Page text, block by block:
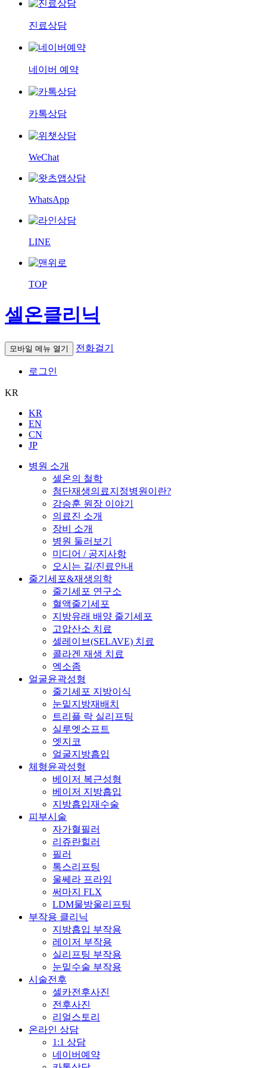
진료상담
네이버 예약
카톡상담
WeChat
WhatsApp
LINE
TOP
셀온클리닉
모바일 메뉴 열기 전화걸기
로그인
KR
KR
EN
CN
JP
병원 소개
셀온의 철학
첨단재생의료지정병원이란?
강승훈 원장 이야기
의료진 소개
장비 소개
병원 둘러보기
미디어 / 공지사항
오시는 길/진료안내
줄기세포&재생의학
줄기세포 연구소
혈액줄기세포
지방유래 배양 줄기세포
고압산소 치료
셀레이브(SELAVE) 치료
콜라겐 재생 치료
엑소좀
얼굴윤곽성형
줄기세포 지방이식
눈밑지방재배치
트리플 락 실리프팅
실루엣소프트
엣지코
얼굴지방흡입
체형윤곽성형
베이저 복근성형
베이저 지방흡입
지방흡입재수술
피부시술
자가혈필러
리쥬란힐러
필러
톡스리프팅
울쎄라 프라임
써마지 FLX
LDM물방울리프팅
부작용 클리닉
지방흡입 부작용
레이저 부작용
실리프팅 부작용
눈밑수술 부작용
시술전후
셀카전후사진
전후사진
리얼스토리
온라인 상담
1:1 상담
네이버예약